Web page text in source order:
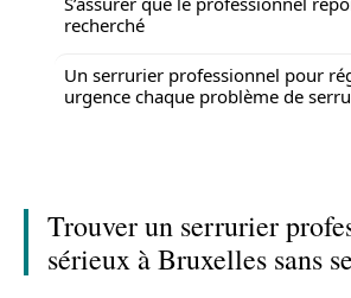
recherché
Un serrurier professionnel pour
urgence chaque problème de
Trouver un serrurier
sérieux à Bruxelles sans